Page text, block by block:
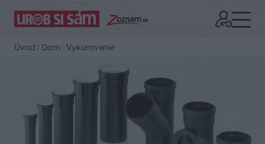
Úvod Dom Vykurovanie